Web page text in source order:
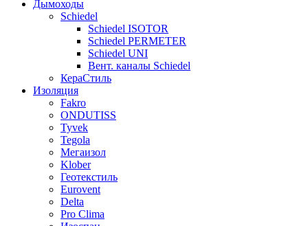
Дымоходы
Schiedel
Schiedel ISOTOR
Schiedel PERMETER
Schiedel UNI
Вент. каналы Schiedel
КераСтиль
Изоляция
Fakro
ONDUTISS
Tyvek
Tegola
Мегаизол
Klober
Геотекстиль
Eurovent
Delta
Pro Clima